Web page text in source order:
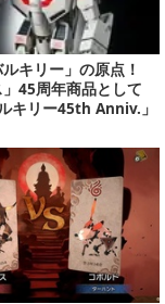
キリー」の原点！
」45周年商品として
ルキリー45th Anniv.」